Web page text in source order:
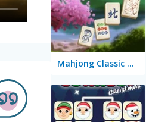
Mahjong Classic Mobile